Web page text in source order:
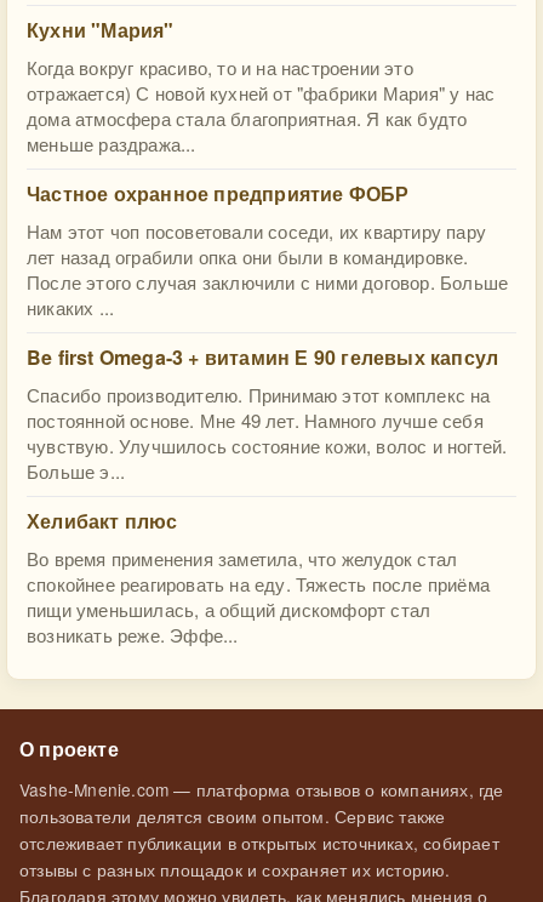
Кухни "Мария"
Когда вокруг красиво, то и на настроении это
отражается) С новой кухней от "фабрики Мария" у нас
дома атмосфера стала благоприятная. Я как будто
меньше раздража...
Частное охранное предприятие ФОБР
Нам этот чоп посоветовали соседи, их квартиру пару
лет назад ограбили опка они были в командировке.
После этого случая заключили с ними договор. Больше
никаких ...
Be first Omega-3 + витамин Е 90 гелевых капсул
Спасибо производителю. Принимаю этот комплекс на
постоянной основе. Мне 49 лет. Намного лучше себя
чувствую. Улучшилось состояние кожи, волос и ногтей.
Больше э...
Хелибакт плюс
Во время применения заметила, что желудок стал
спокойнее реагировать на еду. Тяжесть после приёма
пищи уменьшилась, а общий дискомфорт стал
возникать реже. Эффе...
О проекте
Vashe-Mnenie.com — платформа отзывов о компаниях, где
пользователи делятся своим опытом. Сервис также
отслеживает публикации в открытых источниках, собирает
отзывы с разных площадок и сохраняет их историю.
Благодаря этому можно увидеть, как менялись мнения о